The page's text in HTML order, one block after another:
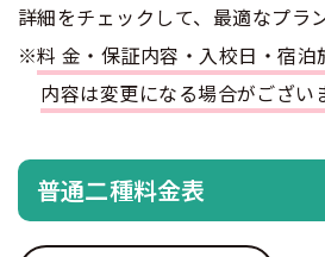
大型二種
合宿免許 体験談・口コミ
合宿免許 よくある質問
まるわかり！合宿免許Q＆A
大特
普通二種
大型二種
詳細をチェックして、最適なプラ
※料金・保証内容・入校日・宿泊施設の情報など、記載
内容は変更になる場合がござい
普通二種料金表